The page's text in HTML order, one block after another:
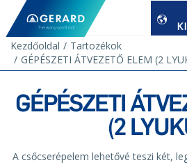
Kezdőoldal
Tartozékok
GÉPÉSZETI ÁTVEZETŐ ELEM (2
GÉPÉSZETI
(2
A csőcserépelem lehetővé teszi két,